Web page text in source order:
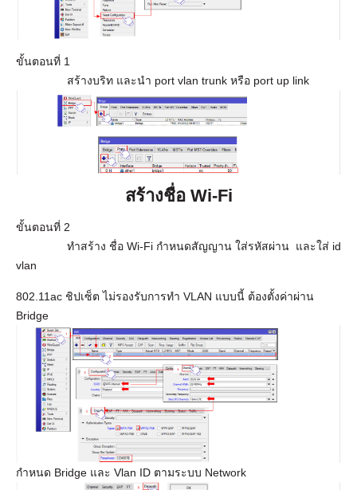
เรา
ขั้นตอนที่ 1
สร้างบริท และนำ port vlan trunk หรือ port up link
สร้างชื่อ Wi-Fi
ขั้นตอนที่ 2
ทำสร้าง ชื่อ Wi-Fi กำหนดสัญญาน ใส่รหัสผ่าน และใส่ id
vlan
802.11ac ชิปเซ็ต ไม่รองรับการทำ VLAN แบบนี้ ต้องตั้งค่าผ่าน
Bridge
กำหนด Bridge และ Vlan ID ตามระบบ Network